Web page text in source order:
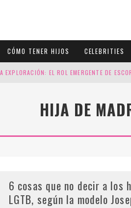
CÓMO TENER HIJOS CELEBRITIES
EXPLORACIÓN: EL ROL EMERGENTE DE
CON CUATRO SELLOS QUE HONRAN LA
HIJA DE
6 cosas que no decir a los
LGTB, según la modelo